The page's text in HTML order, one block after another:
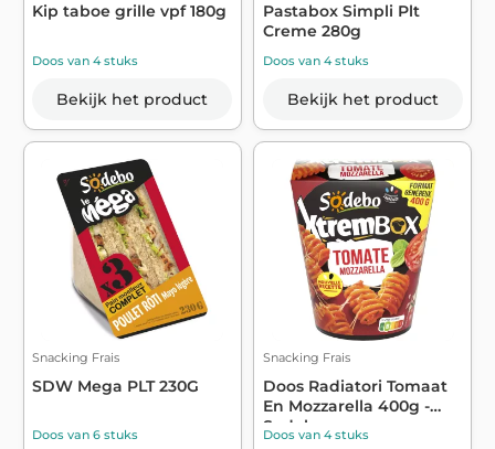
Kip taboe grille vpf 180g
Doos van 4 stuks
Bekijk het product
Pastabox Simpli Plt
Creme 280g
Doos van 4 stuks
Bekijk het product
Snacking Frais
SDW Mega PLT 230G
Doos van 6 stuks
Snacking Frais
Doos Radiatori Tomaat
En Mozzarella 400g -
Sodebo
Doos van 4 stuks